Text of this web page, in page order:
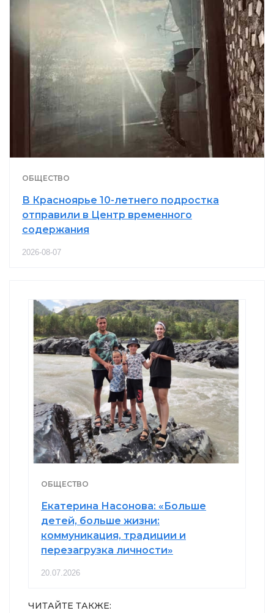
ОБЩЕСТВО
В Красноярье 10-летнего подростка
отправили в Центр временного
содержания
2026-08-07
ОБЩЕСТВО
Екатерина Насонова: «Больше
детей, больше жизни:
коммуникация, традиции и
перезагрузка личности»
20.07.2026
ЧИТАЙТЕ ТАКЖЕ: